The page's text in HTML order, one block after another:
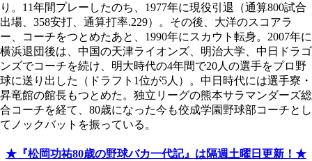
り。11年間プレーしたのち、1977年に現役引退（通算800試合
出場、358安打、通算打率.229）。その後、大洋のスコアラ
ー、コーチをつとめたあと、1990年にスカウト転身。2007年に
横浜退団後は、中国の天津ライオンズ、明治大学、中日ドラゴ
ンズでコーチを続け、明大時代の4年間で20人の選手をプロ野
球に送り出した（ドラフト1位が5人）。中日時代には選手寮・
昇竜館の館長もつとめた。独立リーグの熊本サラマンダーズ総
合コーチを経て、80歳になった今も佼成学園野球部コーチとし
てノックバットを振っている。
★『松岡功祐80歳の野球バカ一代記』は隔週土曜日更新！★